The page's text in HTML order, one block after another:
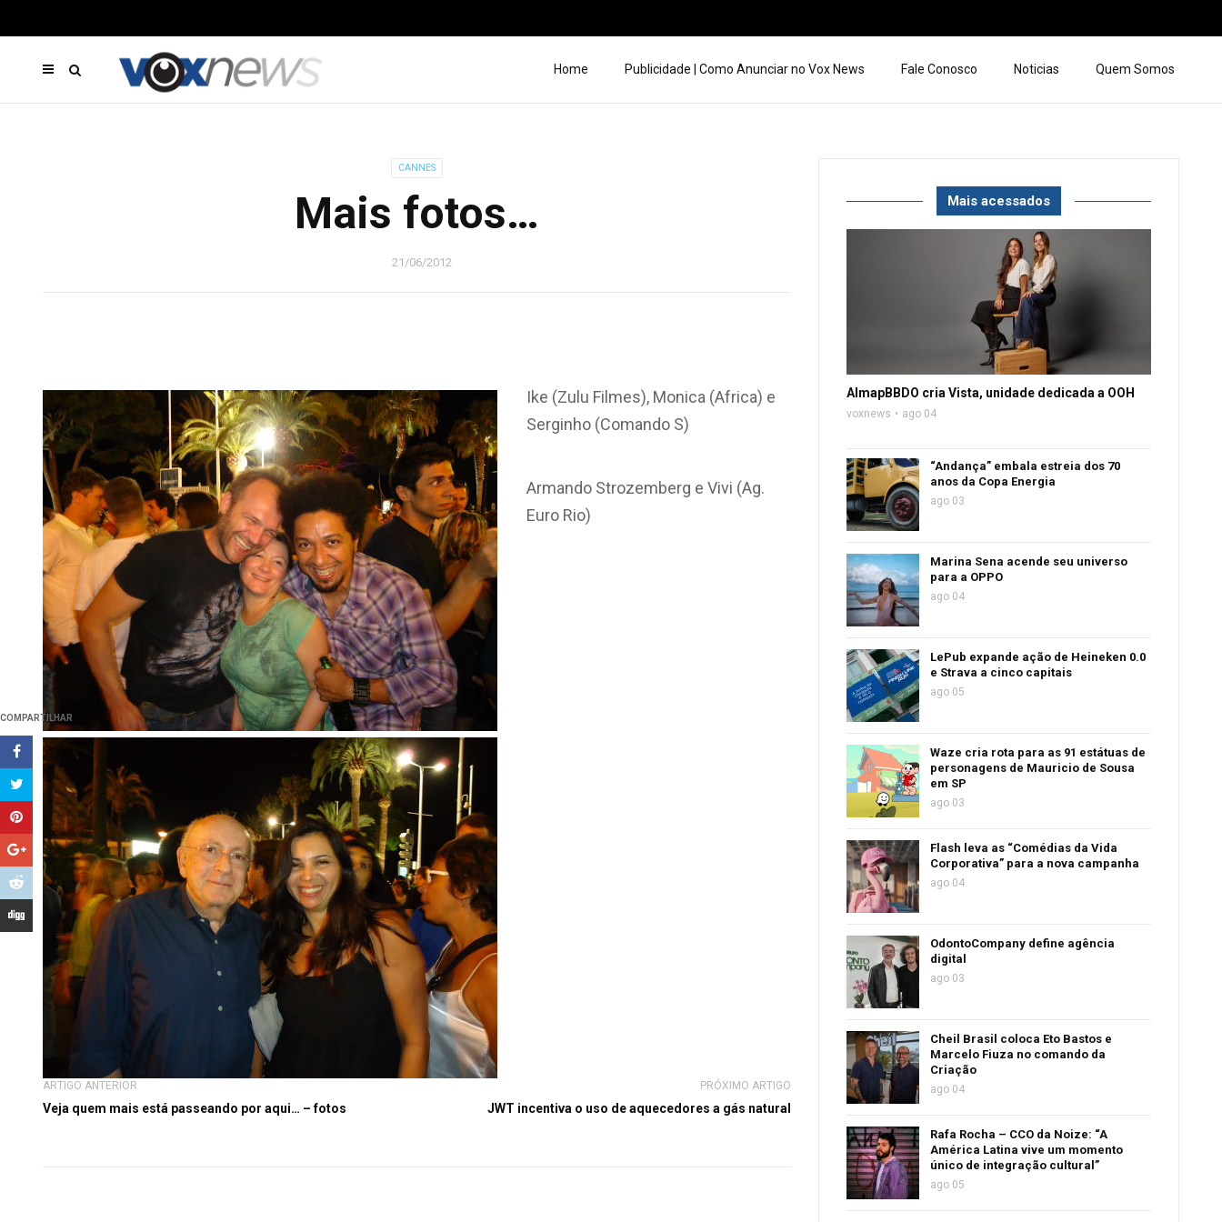
Home Publicidade | Como Anunciar no Vox News Fale Conosco Noticias Quem Somos
CANNES
Mais fotos…
21/06/2012
COMPARTILHAR
Ike (Zulu Filmes), Monica (Africa) e
Serginho (Comando S)
Armando Strozemberg e Vivi (Ag.
Euro Rio)
ARTIGO ANTERIOR
Veja quem mais está passeando por aqui… – fotos
PRÓXIMO ARTIGO
JWT incentiva o uso de aquecedores a gás natural
Mais acessados
AlmapBBDO cria Vista, unidade dedicada a OOH
voxnews ago 04
“Andança” embala estreia dos 70
anos da Copa Energia
ago 03
Marina Sena acende seu universo
para a OPPO
ago 04
LePub expande ação de Heineken 0.0
e Strava a cinco capitais
ago 05
Waze cria rota para as 91 estátuas de
personagens de Mauricio de Sousa
em SP
ago 03
Flash leva as “Comédias da Vida
Corporativa” para a nova campanha
ago 04
OdontoCompany define agência
digital
ago 03
Cheil Brasil coloca Eto Bastos e
Marcelo Fiuza no comando da
Criação
ago 04
Rafa Rocha – CCO da Noize: “A
América Latina vive um momento
único de integração cultural”
ago 05